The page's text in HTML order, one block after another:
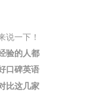
说一下！
验的人都
口碑英语
比这几家